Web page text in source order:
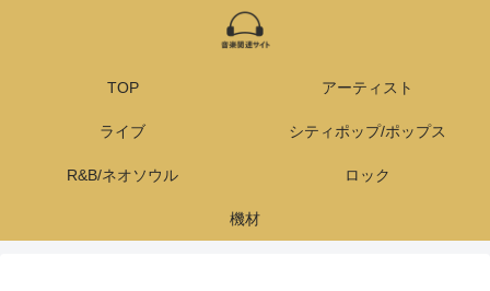
TOP アーティスト
ライブ シティポップ/ポップス
R&B/ネオソウル ロック
機材